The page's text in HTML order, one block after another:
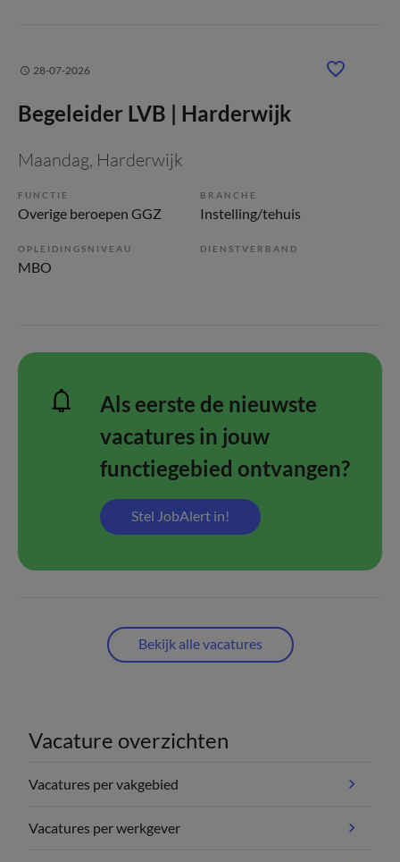
28-07-2026
Begeleider LVB | Harderwijk
Maandag, Harderwijk
FUNCTIE
Overige beroepen GGZ
BRANCHE
Instelling/tehuis
OPLEIDINGSNIVEAU
MBO
DIENSTVERBAND
Als eerste de nieuwste
vacatures in jouw
functiegebied ontvangen?
Stel JobAlert in!
Bekijk alle vacatures
Vacature overzichten
Vacatures per vakgebied
Vacatures per werkgever